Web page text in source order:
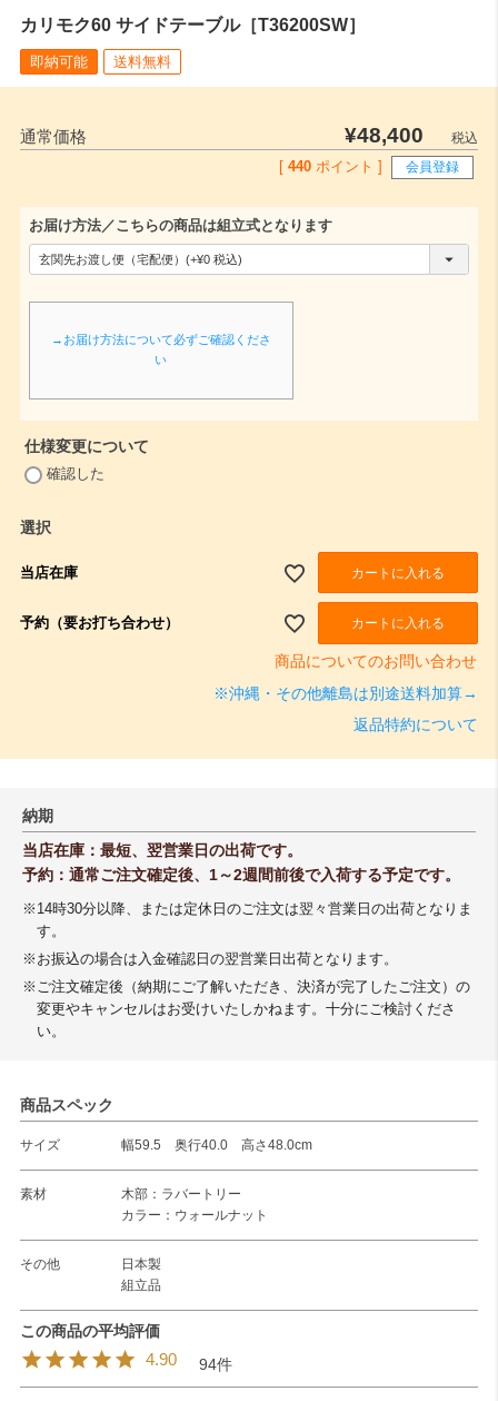
カリモク60 サイドテーブル［T36200SW］
即納可能 送料無料
通常価格 ¥48,400
税込
[ 440 ポイント ] 会員登録
お届け方法／こちらの商品は組立式となります
→お届け方法について必ずご確認くださ
い
仕様変更について
確認した
選択
当店在庫 カートに入れる
予約（要お打ち合わせ） カートに入れる
商品についてのお問い合わせ
※沖縄・その他離島は別途送料加算→
返品特約について
納期
当店在庫：最短、翌営業日の出荷です。
予約：通常ご注文確定後、1～2週間前後で入荷する予定です。
※14時30分以降、または定休日のご注文は翌々営業日の出荷となりま
す。
※お振込の場合は入金確認日の翌営業日出荷となります。
※ご注文確定後（納期にご了解いただき、決済が完了したご注文）の
変更やキャンセルはお受けいたしかねます。十分にご検討くださ
い。
商品スペック
サイズ 幅59.5 奥行40.0 高さ48.0cm
素材
木部：ラバートリー
カラー：ウォールナット
その他
日本製
組立品
4.90 94